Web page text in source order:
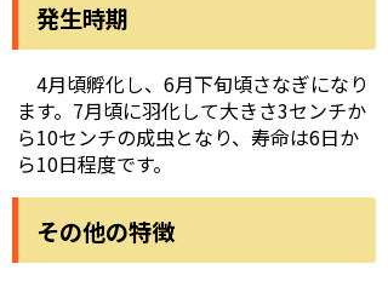
発生時期
4月頃孵化し、6月下旬頃さなぎになり
ます。7月頃に羽化して大きさ3センチか
ら10センチの成虫となり、寿命は6日か
ら10日程度です。
その他の特徴